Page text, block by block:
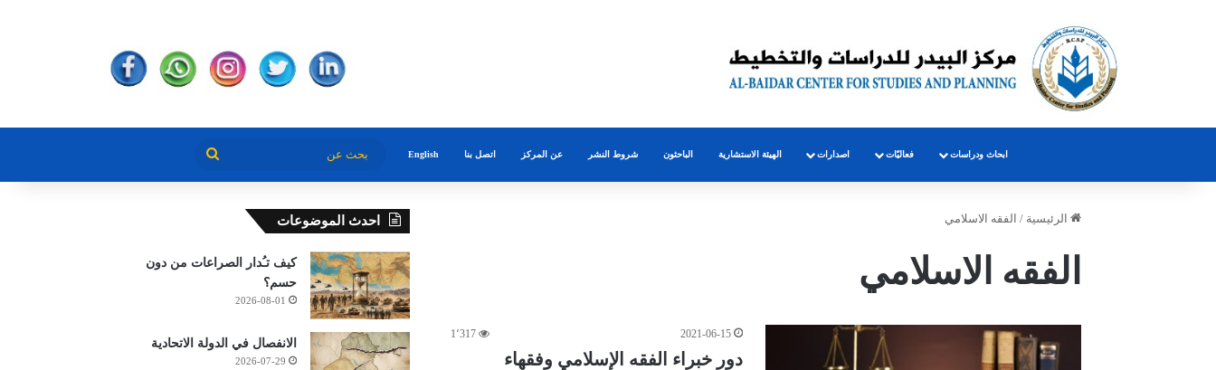
ابحاث ودراسات فعاليّات اصدارات الهيئة الاستشارية الباحثون شروط النشر عن المركز اتصل بنا English بحث
عن
الرئيسية / الفقه الاسلامي
الفقه الاسلامي
2021-06-15 1٬317
دور خبراء الفقه الإسلامي وفقهاء
احدث الموضوعات
كيف تـُدار الصراعات من دون
حسم؟
2026-08-01
الانفصال في الدولة الاتحادية
2026-07-29